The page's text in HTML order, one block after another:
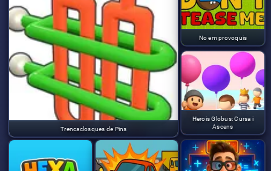
Trencaclosques de Pins
No em provoquis
Herois Globus: Cursa i
Ascens